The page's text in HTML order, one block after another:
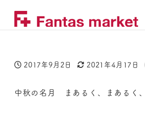
投稿日
2017年9月2日
更新日
2021年4月17日
中秋の名月 まあるく、まあるく